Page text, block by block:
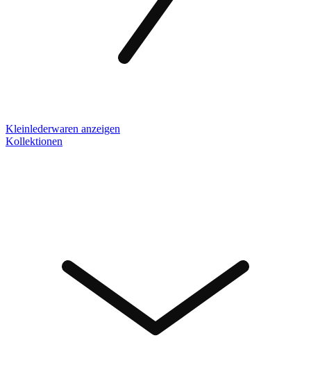
Kleinlederwaren anzeigen
Kollektionen